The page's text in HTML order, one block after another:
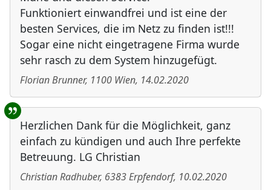
Funktioniert einwandfrei und ist eine der
besten Services, die im Netz zu finden ist!!!
Sogar eine nicht eingetragene Firma wurde
sehr rasch zu dem System hinzugefügt.
Florian Brunner, 1100 Wien, 14.02.2020
Herzlichen Dank für die Möglichkeit, ganz
einfach zu kündigen und auch Ihre perfekte
Betreuung. LG Christian
Christian Radhuber, 6383Erpfendorf, 10.02.2020